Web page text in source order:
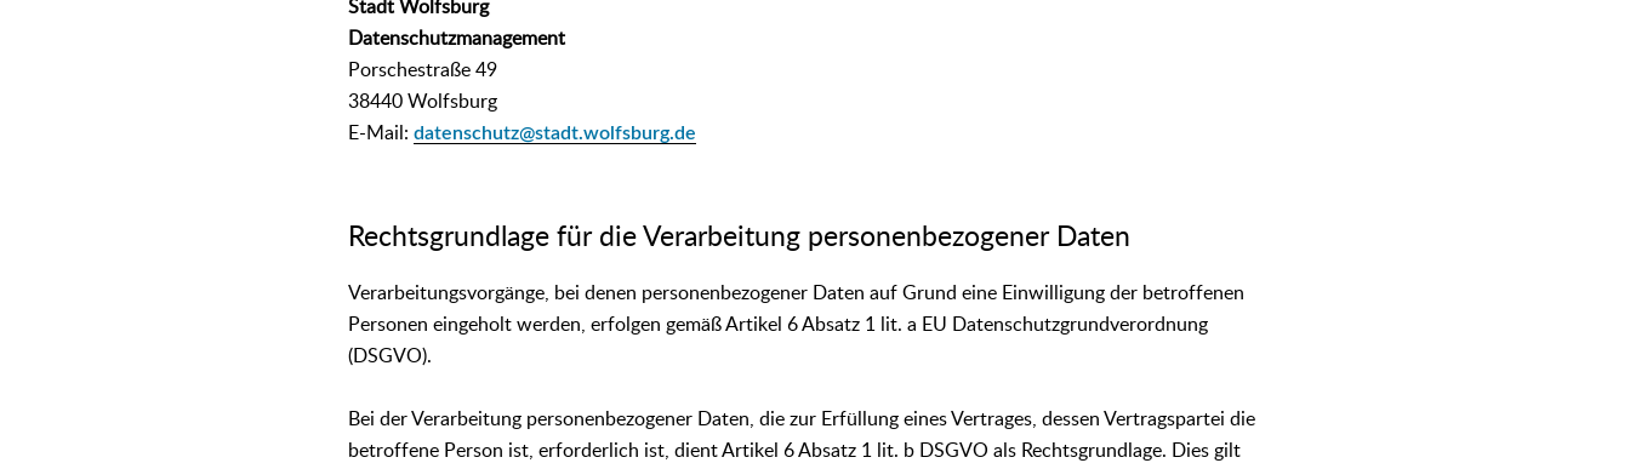
Stadt Wolfsburg
Datenschutzmanagement
Porschestraße 49
38440 Wolfsburg
E-Mail:datenschutz@stadt.wolfsburg.de
Rechtsgrundlage für die Verarbeitung personenbezogener Daten
Verarbeitungsvorgänge, bei denen personenbezogener Daten auf Grund eine Einwilligung der betroffenen
Personen eingeholt werden, erfolgen gemäß Artikel 6 Absatz 1 lit. a EU Datenschutzgrundverordnung
(DSGVO).
Bei der Verarbeitung personenbezogener Daten, die zur Erfüllung eines Vertrages, dessen Vertragspartei die
betroffene Person ist, erforderlich ist, dient Artikel 6 Absatz 1 lit. b DSGVO als Rechtsgrundlage. Dies gilt